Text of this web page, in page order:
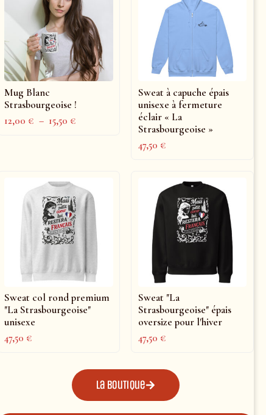
Mug Blanc
Strasbourgeoise !
12,00€ – 15,50€
Sweat à capuche épais
unisexe à fermeture
éclair « La
Strasbourgeoise »
47,50€
Sweat col rond premium
"La Strasbourgeoise"
unisexe
47,50€
Sweat "La
Strasbourgeoise" épais
oversize pour l'hiver
47,50€
La boutique